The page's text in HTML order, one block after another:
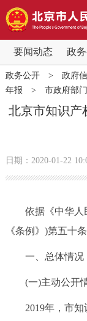
要闻动态 政
要闻动态
党中央精神
北京要闻
市领导
政策兑现
决策公开
政务公开> 政府
年报 > 市政府部门
北京市知识产
日期：2020-01-22
依据《中华人民
《条例》)第五十
一、总体情况
(一)主动公开情
2019年，市知